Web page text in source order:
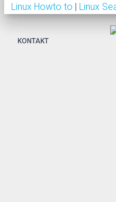
Linux Howto to | Linux
KONTAKT